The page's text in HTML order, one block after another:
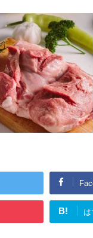
B! は